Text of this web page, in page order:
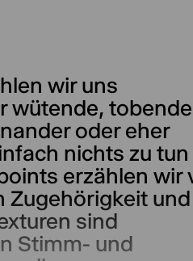
wir uns
wütende, tobende
oder eher
nichts zu tun
erzählen wir
Zugehörigkeit
sind
Stimm- und